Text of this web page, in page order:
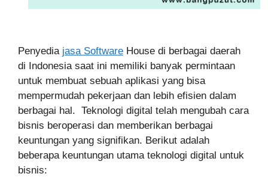
Penyedia jasa Software House di berbagai daerah
di Indonesia saat ini memiliki banyak permintaan
untuk membuat sebuah aplikasi yang bisa
mempermudah pekerjaan dan lebih efisien dalam
berbagai hal. Teknologi digital telah mengubah cara
bisnis beroperasi dan memberikan berbagai
keuntungan yang signifikan. Berikut adalah
beberapa keuntungan utama teknologi digital untuk
bisnis: